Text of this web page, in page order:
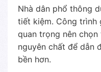
Nhà dân phổ thông
tiết kiệm. Công trình
quan trọng nên
nguyên chất để dẫn
bền hơn.